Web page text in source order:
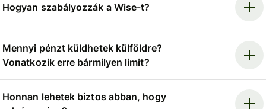
Hogyan szabályozzák a Wise-t?
Mennyi pénzt küldhetek külföldre?
Vonatkozik erre bármilyen limit?
Honnan lehetek biztos abban, hogy